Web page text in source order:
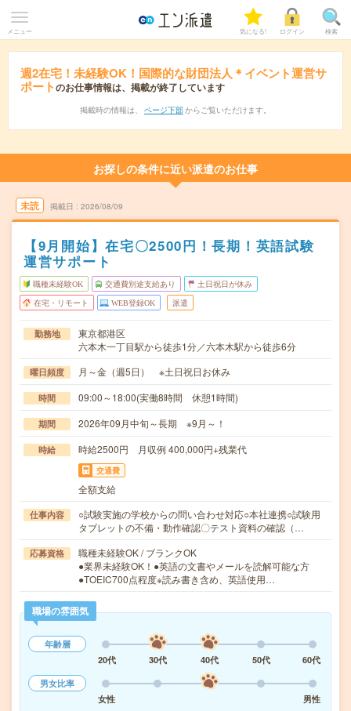
メニュー 気になる! ログイン 検索
週2在宅！未経験OK！国際的な財団法人＊イベント運営サ
ポートのお仕事情報は、掲載が終了しています
掲載時の情報は、 ページ下部 からご覧いただけます。
お探しの条件に近い派遣のお仕事
未読 掲載日 2026/08/09
【9月開始】在宅〇2500円！長期！英語試験
運営サポート
職種未経験OK 交通費別途支給あり 土日祝日が休み
在宅・リモート WEB登録OK 派遣
勤務地
東京都港区
六本木一丁目駅から徒歩1分／六本木駅から徒歩6分
曜日頻度 月～金（週5日） ※土日祝日お休み
時間 09:00～18:00(実働8時間 休憩1時間)
期間 2026年09月中旬～長期 ※9月～！
時給 時給2500円 月収例 400,000円+残業代
交通費
全額支給
仕事内容
○試験実施の学校からの問い合わせ対応○本社連携○試験用
タブレットの不備・動作確認〇テスト資料の確認（…
応募資格
職種未経験OK / ブランクOK
●業界未経験OK！●英語の文書やメールを読解可能な方
●TOEIC700点程度※読み書き含め、英語使用…
職場の雰囲気
年齢層
20代
30代 40代 50代
60代
男女比率
女性
男性